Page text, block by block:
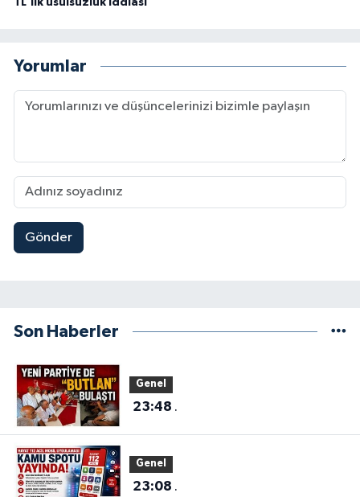
Yorumlar
Gönder
Son Haberler
Genel
23:48 .
Genel
23:08 .